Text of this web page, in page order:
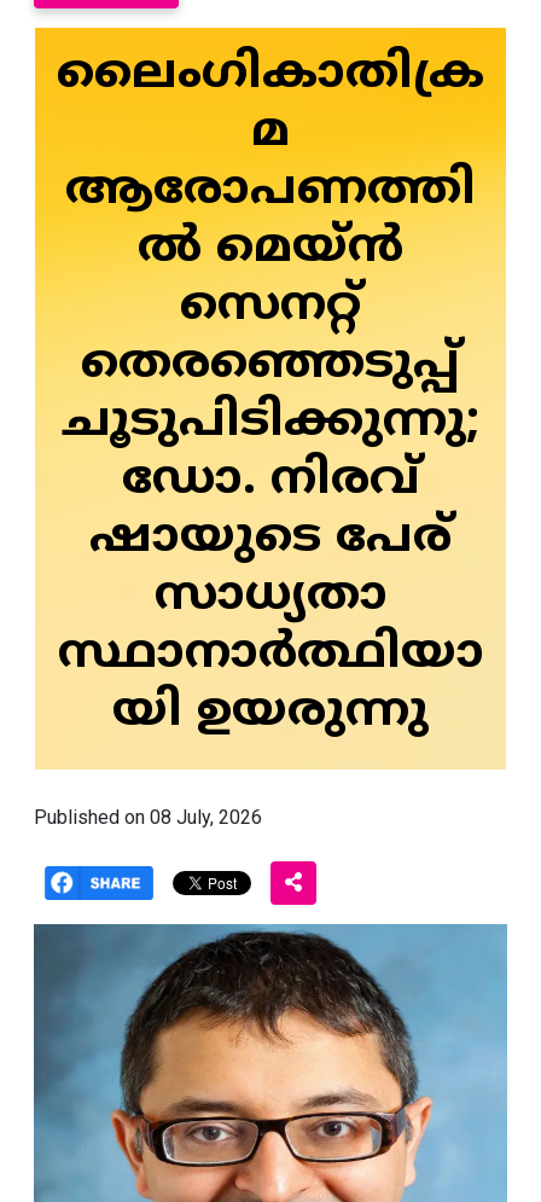
ലൈംഗികാതിക്ര
മ
ആരോപണത്തി
ൽ മെയ്ൻ
സെനറ്റ്
തെരഞ്ഞെടുപ്പ്
ചൂടുപിടിക്കുന്നു;
ഡോ. നിരവ്
ഷായുടെ പേര്
സാധ്യതാ
സ്ഥാനാർത്ഥിയാ
യി ഉയരുന്നു
Published on 08 July, 2026